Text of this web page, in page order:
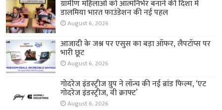
ग्रामीण महिलाओं को आत्मनिर्भर बनाने की दिशा में
डालमिया भारत फाउंडेशन की नई पहल
August 6, 2026
आजादी के जश्न पर एसुस का बड़ा ऑफर, लैपटॉप्स पर
भारी छूट
August 6, 2026
गोदरेज इंडस्ट्रीज ग्रुप ने लॉन्च की नई ब्रांड फिल्म, ‘एट
गोदरेज इंडस्ट्रीज, वी क्राफ्ट’
August 6, 2026